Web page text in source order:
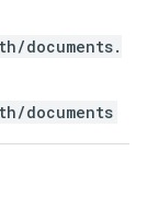
documents.
documents